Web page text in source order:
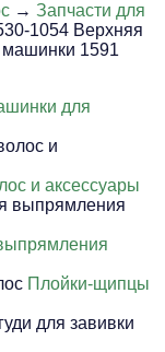
→ Запчасти для
1054 Верхняя
машинки 1591
для
и аксессуары
Плойки-щипцы